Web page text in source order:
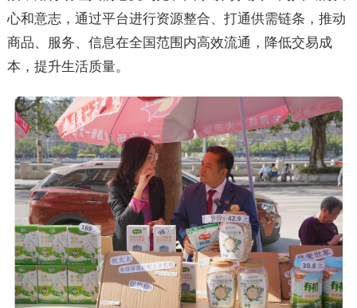
心和意志，通过平台进行资源整合、打通供需链条，推动
商品、服务、信息在全国范围内高效流通，降低交易成
本，提升生活质量。